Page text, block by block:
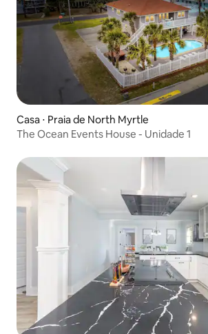
Casa ⋅ Praia de North Myrtle
The Ocean Events House - Unidade 1